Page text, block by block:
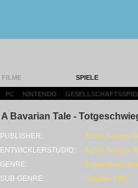
FILME SPIELE
PC NINTENDO
A Bavarian Tale -
PUBLISHER:
Active Fungus
ENTWICKLERSTUDIO:
Active Fungus
GENRE:
Action-
SUB-GENRE:
Detektiv-RPG